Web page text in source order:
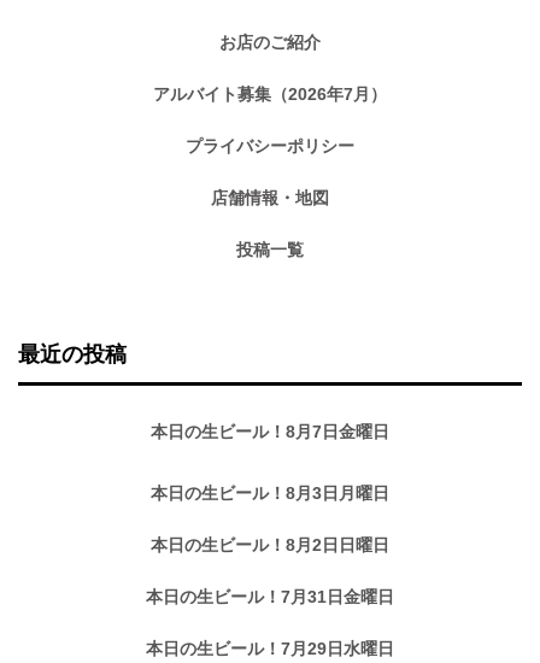
お店のご紹介
アルバイト募集（2026年7月）
プライバシーポリシー
店舗情報・地図
投稿一覧
最近の投稿
本日の生ビール！8月7日金曜日
本日の生ビール！8月3日月曜日
本日の生ビール！8月2日日曜日
本日の生ビール！7月31日金曜日
本日の生ビール！7月29日水曜日